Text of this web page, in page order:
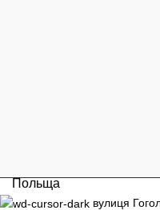
Польща
вулиця